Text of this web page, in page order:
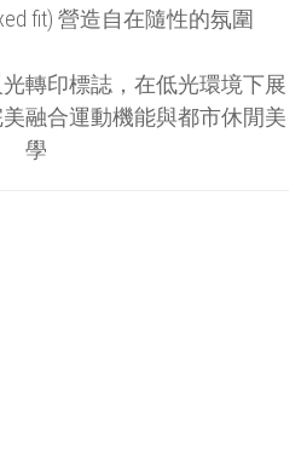
fit) 營造自在隨性的氛圍
光轉印標誌 ， 在低光環境下展
美融合運動機能與都市休閒美
學